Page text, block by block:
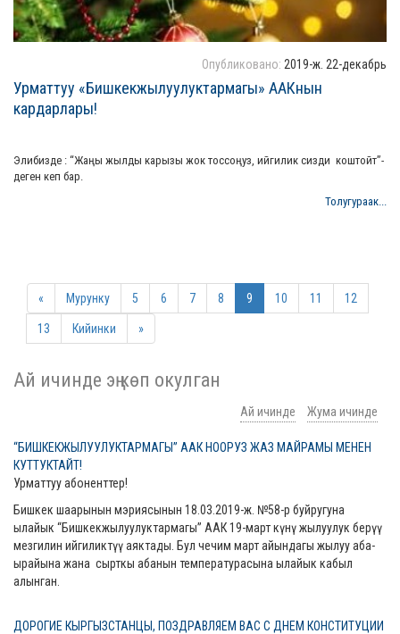
Опубликовано: 2019-ж. 22-декабрь
Урматтуу «Бишкекжылуулуктармагы» ААКнын
кардарлары!
Элибизде : “Жаңы жылды карызы жок тоссоңуз, ийгилик сизди коштойт”-
деген кеп бар.
Толугураак...
« Мурунку 5 6 7 8 9 10 11 12
13 Кийинки »
Ай ичинде эң көп окулган
Ай ичинде Жума ичинде
“БИШКЕКЖЫЛУУЛУКТАРМАГЫ” ААК НООРУЗ ЖАЗ МАЙРАМЫ МЕНЕН
КУТТУКТАЙТ!
Урматтуу абоненттер!
Бишкек шаарынын мэриясынын 18.03.2019-ж. №58-р буйругуна
ылайык “Бишкекжылуулуктармагы” ААК 19-март күнү жылуулук берүү
мезгилин ийгиликтүү аяктады. Бул чечим март айындагы жылуу аба-
ырайына жана сырткы абанын температурасына ылайык кабыл
алынган.
ДОРОГИЕ КЫРГЫЗСТАНЦЫ, ПОЗДРАВЛЯЕМ ВАС С ДНЕМ КОНСТИТУЦИИ